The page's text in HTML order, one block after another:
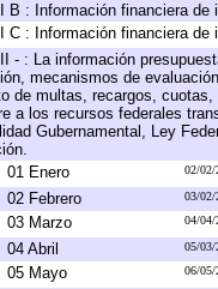
B : Información financiera de
C : Información financiera de
- : La información
mecanismos de
de multas, recargos,
a los recursos federales
Gubernamental, Ley
01 Enero
02/02/
02 Febrero 03/02/
03 Marzo 04/04/
04 Abril 05/03/
05 Mayo 06/05/